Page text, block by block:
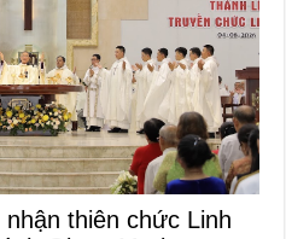
thiên chức Linh